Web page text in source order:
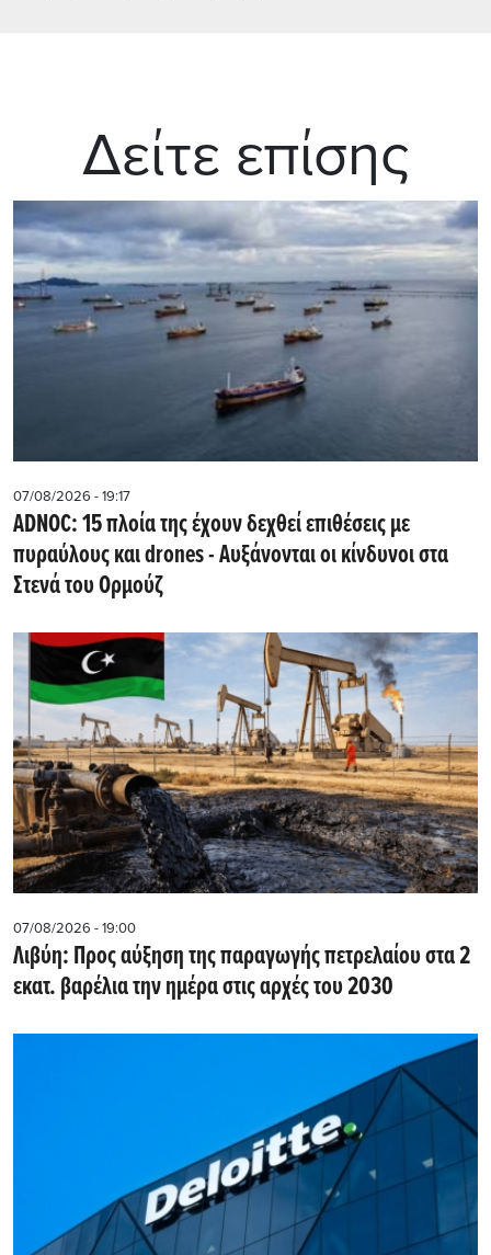
Δείτε επίσης
07/08/2026 - 19:17
ADNOC: 15 πλοία της έχουν δεχθεί επιθέσεις με
πυραύλους και drones - Aυξάνονται οι κίνδυνοι στα
Στενά του Ορμούζ
07/08/2026 - 19:00
Λιβύη: Προς αύξηση της παραγωγής πετρελαίου στα 2
εκατ. βαρέλια την ημέρα στις αρχές του 2030